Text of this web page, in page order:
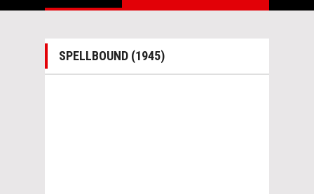
SPELLBOUND (1945)